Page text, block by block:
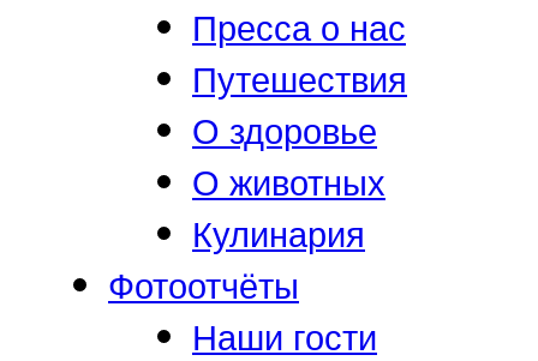
Пресса о нас
Путешествия
О здоровье
О животных
Кулинария
Фотоотчёты
Наши гости